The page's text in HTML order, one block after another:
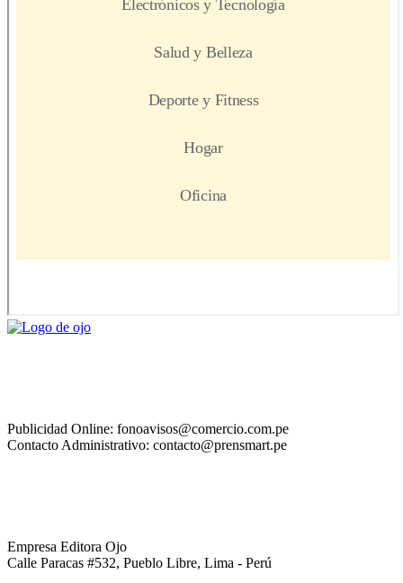
Publicidad Online: fonoavisos@comercio.com.pe
Contacto Administrativo: contacto@prensmart.pe
Empresa Editora Ojo
Calle Paracas #532, Pueblo Libre, Lima - Perú